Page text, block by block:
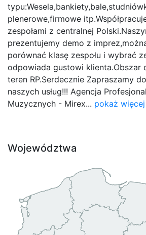
plenerowe,firmowe
zespołami z centralnej
prezentujemy demo z
porównać klasę zespołu i wybrać
odpowiada gustowi klienta.Obszar
teren RP.Serdecznie Zapraszamy
naszych usług!!! Agencja
Muzycznych - Mirex... pokaż
Województwa